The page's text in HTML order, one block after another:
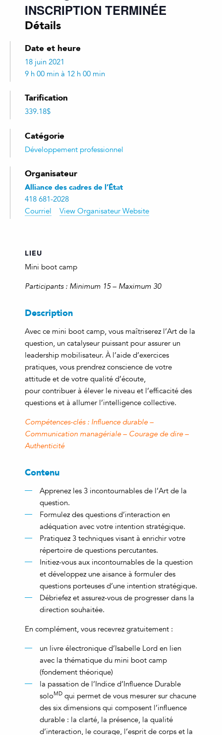
INSCRIPTION TERMINÉE
Détails
Date et heure
18 juin 2021
9 h 00 min à 12 h 00 min
Tarification
339.18$
Catégorie
Développement professionnel
Organisateur
Alliance des cadres de l’État
418 681-2028
Courriel
View Organisateur Website
LIEU
Mini boot camp
Participants : Minimum 15 – Maximum 30
Description
Avec ce mini boot camp, vous maîtriserez l’Art de la
question, un catalyseur puissant pour assurer un
leadership mobilisateur. À l’aide d’exercices
pratiques, vous prendrez conscience de votre
attitude et de votre qualité d’écoute,
pour contribuer à élever le niveau et l’efficacité des
questions et à allumer l’intelligence collective.
Compétences-clés : Influence durable –
Communication managériale – Courage de dire –
Authenticité
Contenu
Apprenez les 3 incontournables de l’Art de la
question.
Formulez des questions d’interaction en
adéquation avec votre intention stratégique.
Pratiquez 3 techniques visant à enrichir votre
répertoire de questions percutantes.
Initiez-vous aux incontournables de la question
et développez une aisance à formuler des
questions porteuses d’une intention stratégique.
Débriefez et assurez-vous de progresser dans la
direction souhaitée.
En complément, vous recevrez gratuitement :
un livre électronique d’Isabelle Lord en lien
avec la thématique du mini boot camp
(fondement théorique)
la passation de l’Indice d’Influence Durable
soloMD qui permet de vous mesurer sur chacune
des six dimensions qui composent l’influence
durable : la clarté, la présence, la qualité
d’interaction, le courage, l’esprit de corps et la